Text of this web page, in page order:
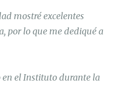
mostré excelentes
por lo que me dediqué a
en el Instituto durante la